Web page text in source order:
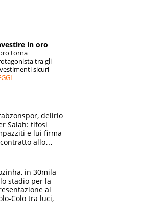
in oro
torna
tra gli
sicuri
delirio
Salah: tifosi
e lui firma
allo
in 30mila
stadio per la
al
Colo tra luci,